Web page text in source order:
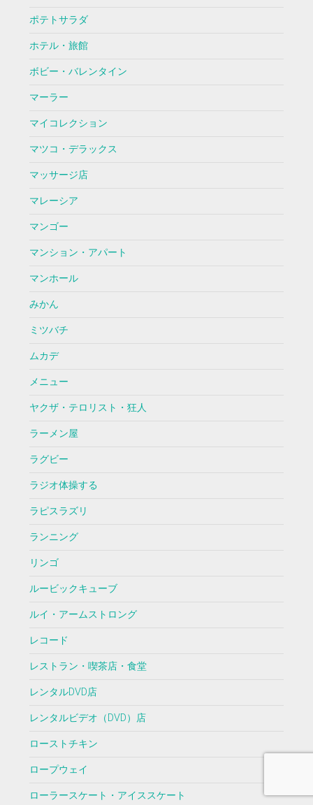
ポテトサラダ
ホテル・旅館
ボビー・バレンタイン
マーラー
マイコレクション
マツコ・デラックス
マッサージ店
マレーシア
マンゴー
マンション・アパート
マンホール
みかん
ミツバチ
ムカデ
メニュー
ヤクザ・テロリスト・狂人
ラーメン屋
ラグビー
ラジオ体操する
ラピスラズリ
ランニング
リンゴ
ルービックキューブ
ルイ・アームストロング
レコード
レストラン・喫茶店・食堂
レンタルDVD店
レンタルビデオ（DVD）店
ローストチキン
ロープウェイ
ローラースケート・アイススケート